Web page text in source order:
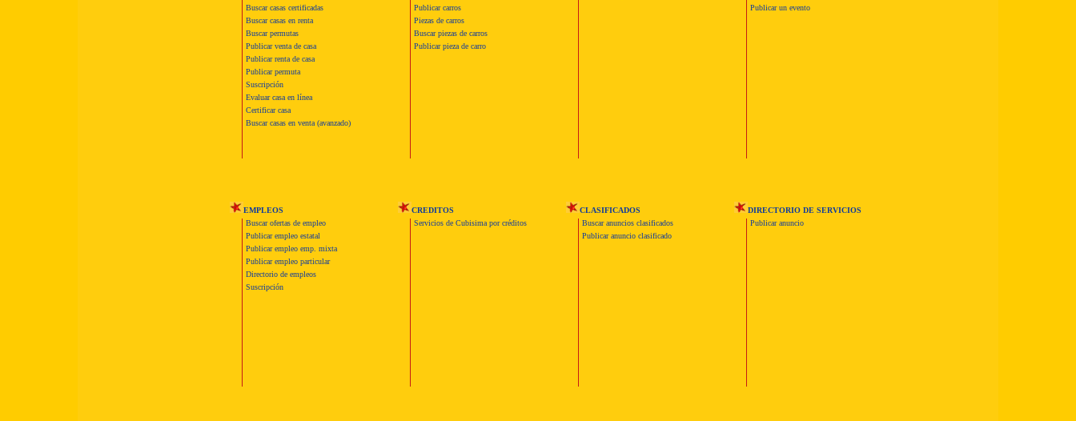
Buscar casas certificadas
Buscar casas en renta
Buscar permutas
Publicar venta de casa
Publicar renta de casa
Publicar permuta
Suscripción
Evaluar casa en línea
Certificar casa
Buscar casas en venta (avanzado)
Publicar carros
Piezas de carros
Buscar piezas de carros
Publicar pieza de carro
Publicar un evento
EMPLEOS
Buscar ofertas de empleo
Publicar empleo estatal
Publicar empleo emp. mixta
Publicar empleo particular
Directorio de empleos
Suscripción
CREDITOS
Servicios de Cubisima por créditos
CLASIFICADOS
Buscar anuncios clasificados
Publicar anuncio clasificado
DIRECTORIO DE SERVICIOS
Publicar anuncio